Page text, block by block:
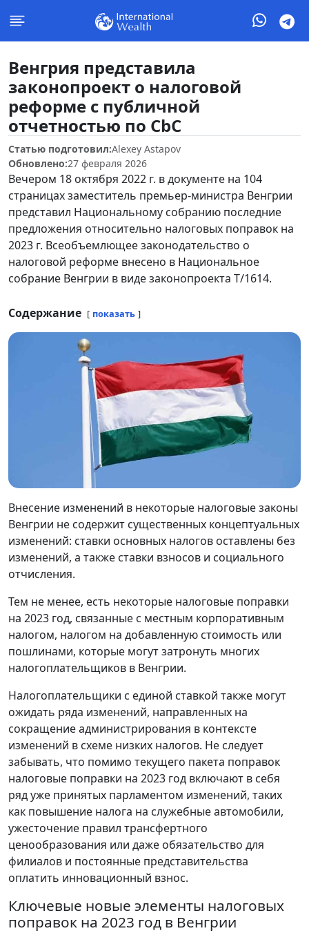
Венгрия представила
законопроект о налоговой
реформе с публичной
отчетностью по CbC
Статью подготовил:Alexey Astapov
Обновлено:27 февраля 2026
Вечером 18 октября 2022 г. в документе на 104
страницах заместитель премьер-министра Венгрии
представил Национальному собранию последние
предложения относительно налоговых поправок на
2023 г. Всеобъемлющее законодательство о
налоговой реформе внесено в Национальное
собрание Венгрии в виде законопроекта T/1614.
Содержание показать
Внесение изменений в некоторые налоговые законы
Венгрии не содержит существенных концептуальных
изменений: ставки основных налогов оставлены без
изменений, а также ставки взносов и социального
отчисления.
Тем не менее, есть некоторые налоговые поправки
на 2023 год, связанные с местным корпоративным
налогом, налогом на добавленную стоимость или
пошлинами, которые могут затронуть многих
налогоплательщиков в Венгрии.
Налогоплательщики с единой ставкой также могут
ожидать ряда изменений, направленных на
сокращение администрирования в контексте
изменений в схеме низких налогов. Не следует
забывать, что помимо текущего пакета поправок
налоговые поправки на 2023 год включают в себя
ряд уже принятых парламентом изменений, таких
как повышение налога на служебные автомобили,
ужесточение правил трансфертного
ценообразования или даже обязательство для
филиалов и постоянные представительства
оплатить инновационный взнос.
Ключевые новые элементы налоговых
поправок на 2023 год в Венгрии